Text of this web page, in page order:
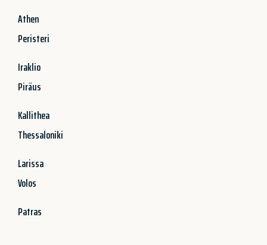
Athen
Peristeri
Iraklio
Piräus
Kallithea
Thessaloniki
Larissa
Volos
Patras